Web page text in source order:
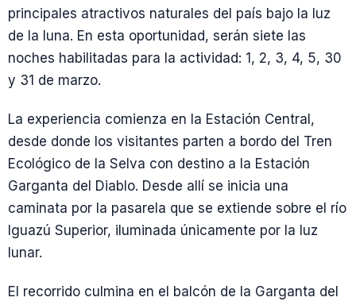
principales atractivos naturales del país bajo la luz
de la luna. En esta oportunidad, serán siete las
noches habilitadas para la actividad: 1, 2, 3, 4, 5, 30
y 31 de marzo.
La experiencia comienza en la Estación Central,
desde donde los visitantes parten a bordo del Tren
Ecológico de la Selva con destino a la Estación
Garganta del Diablo. Desde allí se inicia una
caminata por la pasarela que se extiende sobre el río
Iguazú Superior, iluminada únicamente por la luz
lunar.
El recorrido culmina en el balcón de la Garganta del